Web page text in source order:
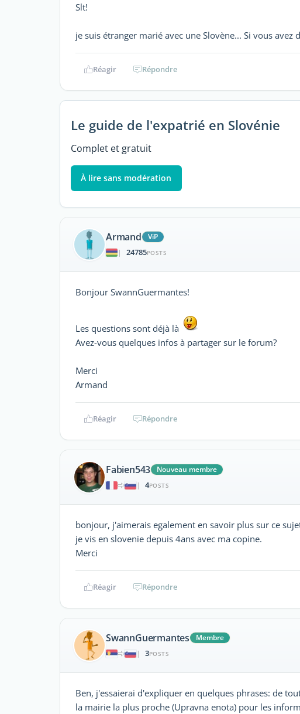
Slt!
je suis étranger marié avec une Slovène... Si vous avez
Réagir Répondre
Le guide de l'expatrié en Slovénie
Complet et gratuit
À lire sans modération
Armand
ViP
|
24785POSTS
Bonjour SwannGuermantes!
Les questions sont déjà là
Avez-vous quelques infos à partager sur le forum?
Merci
Armand
Réagir Répondre
Fabien543
Nouveau membre
|
4POSTS
bonjour, j'aimerais egalement en savoir plus sur ce
je vis en slovenie depuis 4ans avec ma copine.
Merci
Réagir Répondre
SwannGuermantes
Membre
|
3POSTS
Ben, j'essaierai d'expliquer en quelques phrases: de
la mairie la plus proche (Upravna enota) pour les